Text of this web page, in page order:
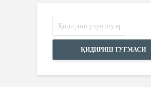
ҚИДИРИШ ТУГМАСИ